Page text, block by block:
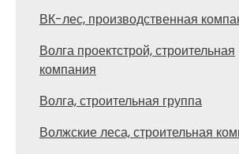
ВК-лес, производственная
Волга проектстрой, строительная
компания
Волга, строительная группа
Волжские леса, строительная